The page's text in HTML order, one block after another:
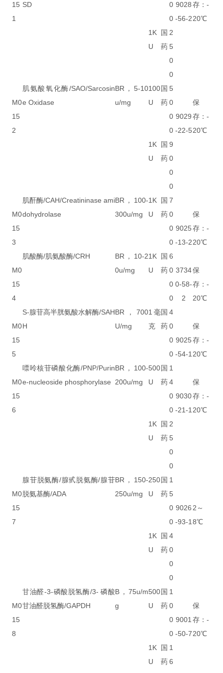
15
1
SD
0
0
9028
-56-2
存：-
20℃
1K
U
国
药
2
5
0
0
M0
15
2
肌氨酸氧化酶/SAO/Sarcosin
e Oxidase
BR，5-10
u/mg
100
U
国
药
5
0
0
0
9029
-22-5
保
存：-
20℃
1K
U
国
药
9
0
0
0
M0
15
3
肌酐酶/CAH/Creatininase ami
dohydrolase
BR，100-
300u/mg
1K
U
国
药
7
0
0
0
9025
-13-2
保
存：-
20℃
M0
15
4
肌酸酶/肌氨酸酶/CRH
BR，10-2
0u/mg
1K
U
国
药
6
0
0
0
3734
0-58-
2
保
存：-
20℃
M0
15
5
S-腺苷高半胱氨酸水解酶/SAH
H
BR，700
U/mg
1毫
克
国
药
4
0
0
0
9025
-54-1
保
存：-
20℃
M0
15
6
嘌呤核苷磷酸化酶/PNP/Purin
e-nucleoside phosphorylase
BR，100-
200u/mg
500
U
国
药
1
4
0
0
9030
-21-1
保
存：-
20℃
1K
U
国
药
2
5
0
0
M0
15
7
腺苷脱氨酶/腺甙脱氨酶/腺苷
脱氨基酶/ADA
BR，150-
250u/mg
250
U
国
药
1
5
0
0
9026
-93-1
2～
8℃
1K
U
国
药
4
0
0
0
M0
15
8
甘油醛-3-磷酸脱氢酶/3- 磷酸
甘油醛脱氢酶/GAPDH
B，75u/m
g
500
U
国
药
1
0
0
0
9001
-50-7
保
存：-
20℃
1K
U
国
药
1
6